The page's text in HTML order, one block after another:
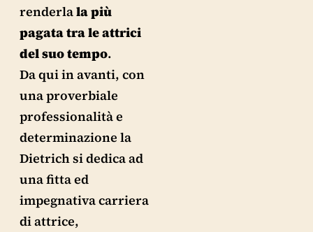
renderlala più
pagata tra le attrici
del suo tempo.
Da qui in avanti, con
una proverbiale
professionalità e
determinazione la
Dietrich si dedica ad
una fitta ed
impegnativa carriera
di attrice,